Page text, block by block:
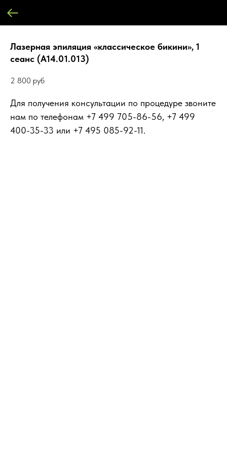
Лазерная эпиляция «классическое бикини», 1
сеанс (А14.01.013)
2 800 руб
Для получения консультации по процедуре звоните
нам по телефонам +7 499 705-86-56, +7 499
400-35-33 или +7 495 085-92-11.